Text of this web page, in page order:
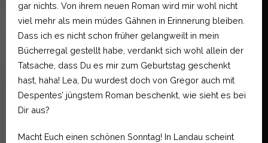
gar nichts. Von ihrem neuen Roman wird mir wohl nicht
viel mehr als mein müdes Gähnen in Erinnerung bleiben.
Dass ich es nicht schon früher gelangweilt in mein
Bücherregal gestellt habe, verdankt sich wohl allein der
Tatsache, dass Du es mir zum Geburtstag geschenkt
hast, haha! Lea, Du wurdest doch von Gregor auch mit
Despentes’ jüngstem Roman beschenkt, wie sieht es bei
Dir aus?
Macht Euch einen schönen Sonntag! In Landau scheint